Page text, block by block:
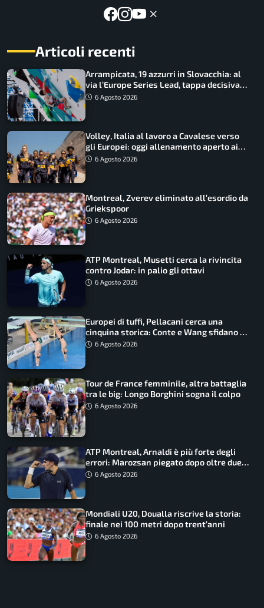
Articoli recenti
Arrampicata, 19 azzurri in Slovacchia: al
via l’Europe Series Lead, tappa decisiva
per la Speed
6 Agosto 2026
Volley, Italia al lavoro a Cavalese verso
gli Europei: oggi allenamento aperto ai
tifosi
6 Agosto 2026
Montreal, Zverev eliminato all’esordio da
Griekspoor
6 Agosto 2026
ATP Montreal, Musetti cerca la rivincita
contro Jodar: in palio gli ottavi
6 Agosto 2026
Europei di tuffi, Pellacani cerca una
cinquina storica: Conte e Wang sfidano la
piattaforma
6 Agosto 2026
Tour de France femminile, altra battaglia
tra le big: Longo Borghini sogna il colpo
6 Agosto 2026
ATP Montreal, Arnaldi è più forte degli
errori: Marozsan piegato dopo oltre due
ore6 Agosto 2026
Mondiali U20, Doualla riscrive la storia:
finale nei 100 metri dopo trent’anni
6 Agosto 2026